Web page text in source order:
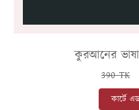
কুরআনের
390 TK
কার্টে